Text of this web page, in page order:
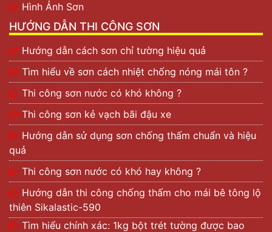
Hình Ảnh Sơn
HƯỚNG DẪN THI CÔNG SƠN
Hướng dẫn cách sơn chỉ tường hiệu quả
Tìm hiểu về sơn cách nhiệt chống nóng mái tôn ?
Thi công sơn nước có khó không ?
Thi công sơn kẻ vạch bãi đậu xe
Hướng dẫn sử dụng sơn chống thấm chuẩn và hiệu
quả
Thi công sơn nước có khó hay không ?
Hướng dẫn thi công chống thấm cho mái bê tông lộ
thiên Sikalastic-590
Tìm hiểu chính xác: 1kg bột trét tường được bao